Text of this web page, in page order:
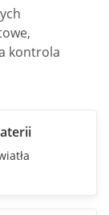
kontrola